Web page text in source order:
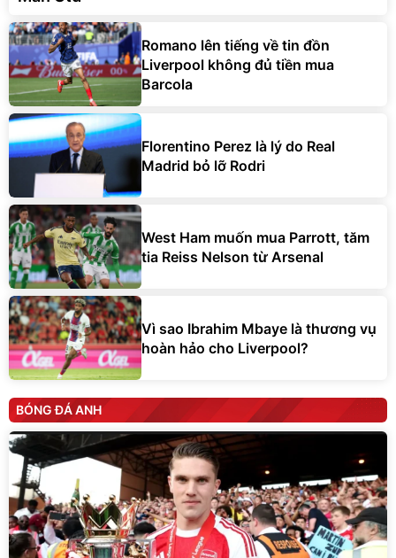
Romano lên tiếng về tin đồn
Liverpool không đủ tiền mua
Barcola
Florentino Perez là lý do Real
Madrid bỏ lỡ Rodri
West Ham muốn mua Parrott, tăm
tia Reiss Nelson từ Arsenal
Vì sao Ibrahim Mbaye là thương vụ
hoàn hảo cho Liverpool?
BÓNG ĐÁ ANH